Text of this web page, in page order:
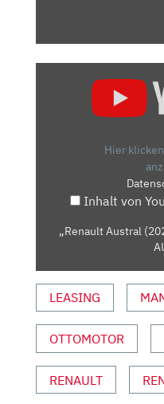
AUTO
YOUTUBE
ANZEIGEN
Hier
Inhalt von
„Renault Austral
LEASING
OTTOMOTOR
RENAULT